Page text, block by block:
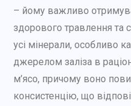
– йому важливо
здорового травлення та
усі мінерали, особливо
джерелом заліза в
м’ясо, причому воно
консистенцію, що